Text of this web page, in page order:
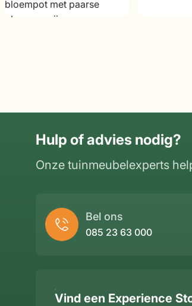
Hulp of advies nodig?
Onze tuinmeubelexperts
Bel ons
085 23 63 000
Vind een Experience